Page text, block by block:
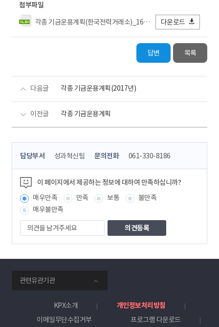
첨부파일
각종 기금운용계획(한국전력거래소)_16.01.xlsx
다운로드
답변 목록
다음글 각종 기금운용계획(2017년)
이전글 각종 기금운용계획
콘
츠
정
보
책
임
자
담당부서 성과혁신팀 문의전화 061-330-8186
이 페이지에서 제공하는 정보에 대하여 만족하십니까?
매우만족
만족 보통
불만족
매우불만족
의
견
을
겨
주
세
요
관련유관기관
KPX소개
개인정보처리방침
이메일무단수집거부
프로그램 다운로드